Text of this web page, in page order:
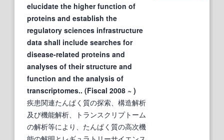
elucidate the higher function of
proteins and establish the
regulatory sciences infrastructure
data shall include searches for
disease-related proteins and
analyses of their structure and
function and the analysis of
transcriptomes.. (Fiscal 2008 ~ )
疾患関連たんぱく質の探索、構造解析
及び機能解析、トランスクリプトーム
の解析等により、たんぱく質の高次機